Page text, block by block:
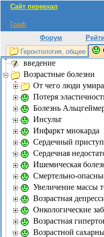
Сайт переехал
Граф
Форум
Геронтология, общее
введение
Возрастные болезни
От чего люди
Потеря
Болезнь
Инсульт
Инфаркт миокарда
Сердечный приступ
Сердечная
Ишемическая
Смертельно-
Увеличение массы
Возрастная
Онкологические
Возрастная
Возрастной